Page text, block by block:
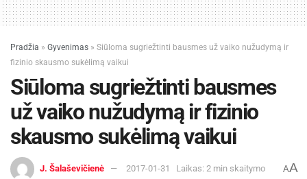
Pradžia » Gyvenimas » Siūloma sugriežtinti bausmes už vaiko nužudymą ir
fizinio skausmo sukėlimą vaikui
Siūloma sugriežtinti bausmes
už vaiko nužudymą ir fizinio
skausmo sukėlimą vaikui
J. Šalaševičienė 2017-01-31 Laikas: 2 min skaitymo AA